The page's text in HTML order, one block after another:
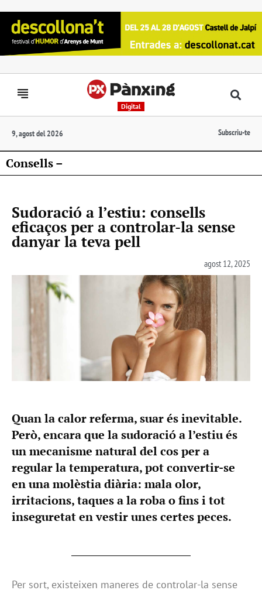
Digital
9, agost del 2026 Subscriu-te
Consells –
Sudoració a l’estiu: consells
eficaços per a controlar-la sense
danyar la teva pell
agost 12, 2025
Quan la calor referma, suar és inevitable.
Però, encara que la sudoració a l’estiu és
un mecanisme natural del cos per a
regular la temperatura, pot convertir-se
en una molèstia diària: mala olor,
irritacions, taques a la roba o fins i tot
inseguretat en vestir unes certes peces.
Per sort, existeixen maneres de controlar-la sense